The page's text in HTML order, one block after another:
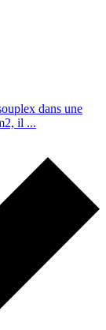
dans une
il ...